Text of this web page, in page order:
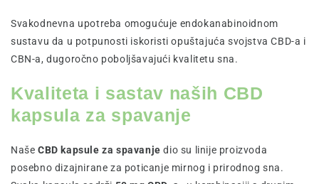
Svakodnevna upotreba omogućuje endokanabinoidnom
sustavu da u potpunosti iskoristi opuštajuća svojstva CBD-a i
CBN-a, dugoročno poboljšavajući kvalitetu sna.
Kvaliteta i sastav naših CBD
kapsula za spavanje
Naše CBD kapsule za spavanje dio su linije proizvoda
posebno dizajnirane za poticanje mirnog i prirodnog sna.